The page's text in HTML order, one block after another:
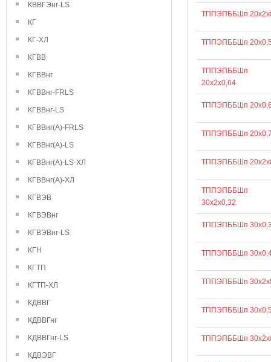
КВВГЭнг-LS
КГ
КГ-ХЛ
КГВВ
КГВВнг
КГВВнг-FRLS
КГВВнг-LS
КГВВнг(А)-FRLS
КГВВнг(А)-LS
КГВВнг(А)-LS-ХЛ
КГВВнг(А)-ХЛ
КГВЭВ
КГВЭВнг
КГВЭВнг-LS
КГН
КГТП
КГТП-ХЛ
КДВВГ
КДВВГнг
КДВВГнг-LS
КДВЭВГ
ТППЭПББШп
ТППЭПББШп
ТППЭПББШп
20х2х0,64
ТППЭПББШп
ТППЭПББШп
ТППЭПББШп
ТППЭПББШп
30х2х0,32
ТППЭПББШп
ТППЭПББШп
ТППЭПББШп
ТППЭПББШп
ТППЭПББШп